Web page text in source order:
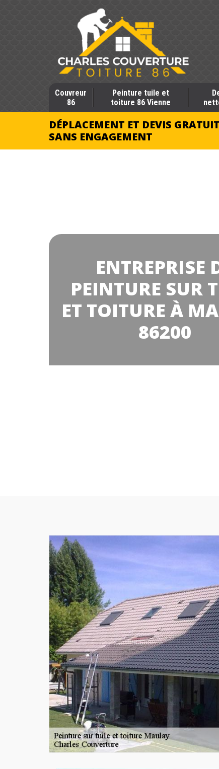
Couvreur
86
Peinture tuile et
toiture 86 Vienne
DÉPLACEMENT ET DEVIS
SANS ENGAGEMENT
ENTREPRISE
PEINTURE SUR
ET TOITURE À
86200